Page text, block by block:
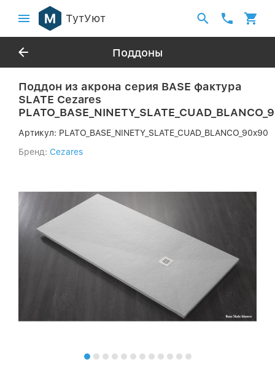
ТутУют
Поддоны
Поддон из акрона серия BASE фактура
SLATE Cezares
Артикул: PLATO_BASE_NINETY_SLATE_CUAD_BLANCO_90x90
Бренд: Cezares